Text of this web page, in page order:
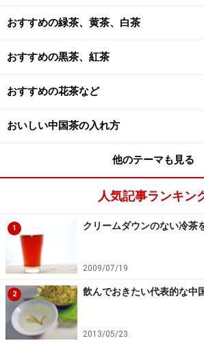
龍生翠茗
みても、このお茶の名前はありませ
段！ということで、中国語YAHOOで
生?色産業集團という雲南省の大きな
るお茶だと判明しました。そこには
たお茶で、しかも、先進的な工場の設
れたお茶であると書かれていました
中國科技精品博覽會金獎、さらに新技
金獎を受賞したというつわもの。最新
られたお茶ということなのでしょう。
も形のきれいなお茶でした。ただ、機
おすすめの緑茶、黄茶、白茶
おすすめの黒茶、紅茶
おすすめの花茶など
おいしい中国茶の入れ方
他のテーマも見る
人気記事ランキン
1 クリームダウンのない冷茶
2009/07/19
2 飲んでおきたい代表的な中
2013/05/23